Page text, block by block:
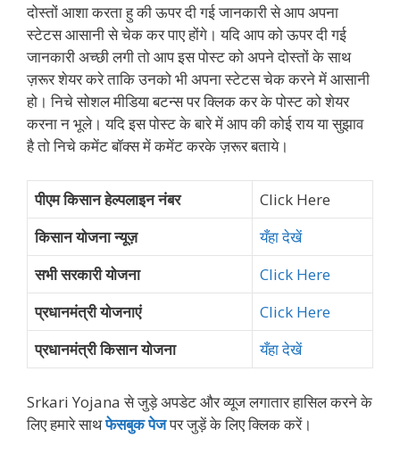
दोस्तों आशा करता हु की ऊपर दी गई जानकारी से आप अपना
स्टेटस आसानी से चेक कर पाए होंगे। यदि आप को ऊपर दी गई
जानकारी अच्छी लगी तो आप इस पोस्ट को अपने दोस्तों के साथ
ज़रूर शेयर करे ताकि उनको भी अपना स्टेटस चेक करने में आसानी
हो। निचे सोशल मीडिया बटन्स पर क्लिक कर के पोस्ट को शेयर
करना न भूले। यदि इस पोस्ट के बारे में आप की कोई राय या सुझाव
है तो निचे कमेंट बॉक्स में कमेंट करके ज़रूर बताये।
पीएम किसान हेल्पलाइन नंबर
Click Here
किसान योजना न्यूज़
यँहा देखें
सभी सरकारी योजना
Click Here
प्रधानमंत्री योजनाएं
Click Here
प्रधानमंत्री किसान योजना
यँहा देखें
Srkari Yojana से जुड़े अपडेट और व्‍यूज लगातार हासिल करने के
लिए हमारे साथफेसबुक पेजपर जुड़ें के ल‍िए क्‍ल‍िक करें।